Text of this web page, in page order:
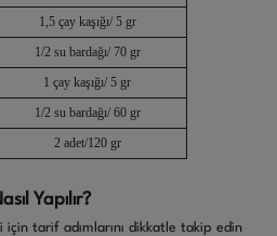
1,5 çay kaşığı/ 5 gr
1/2 su bardağı/ 70 gr
1 çay kaşığı/ 5 gr
1/2 su bardağı/ 60 gr
2 adet/120 gr
Yapılır?
tarif adımlarını dikkatle takip edin